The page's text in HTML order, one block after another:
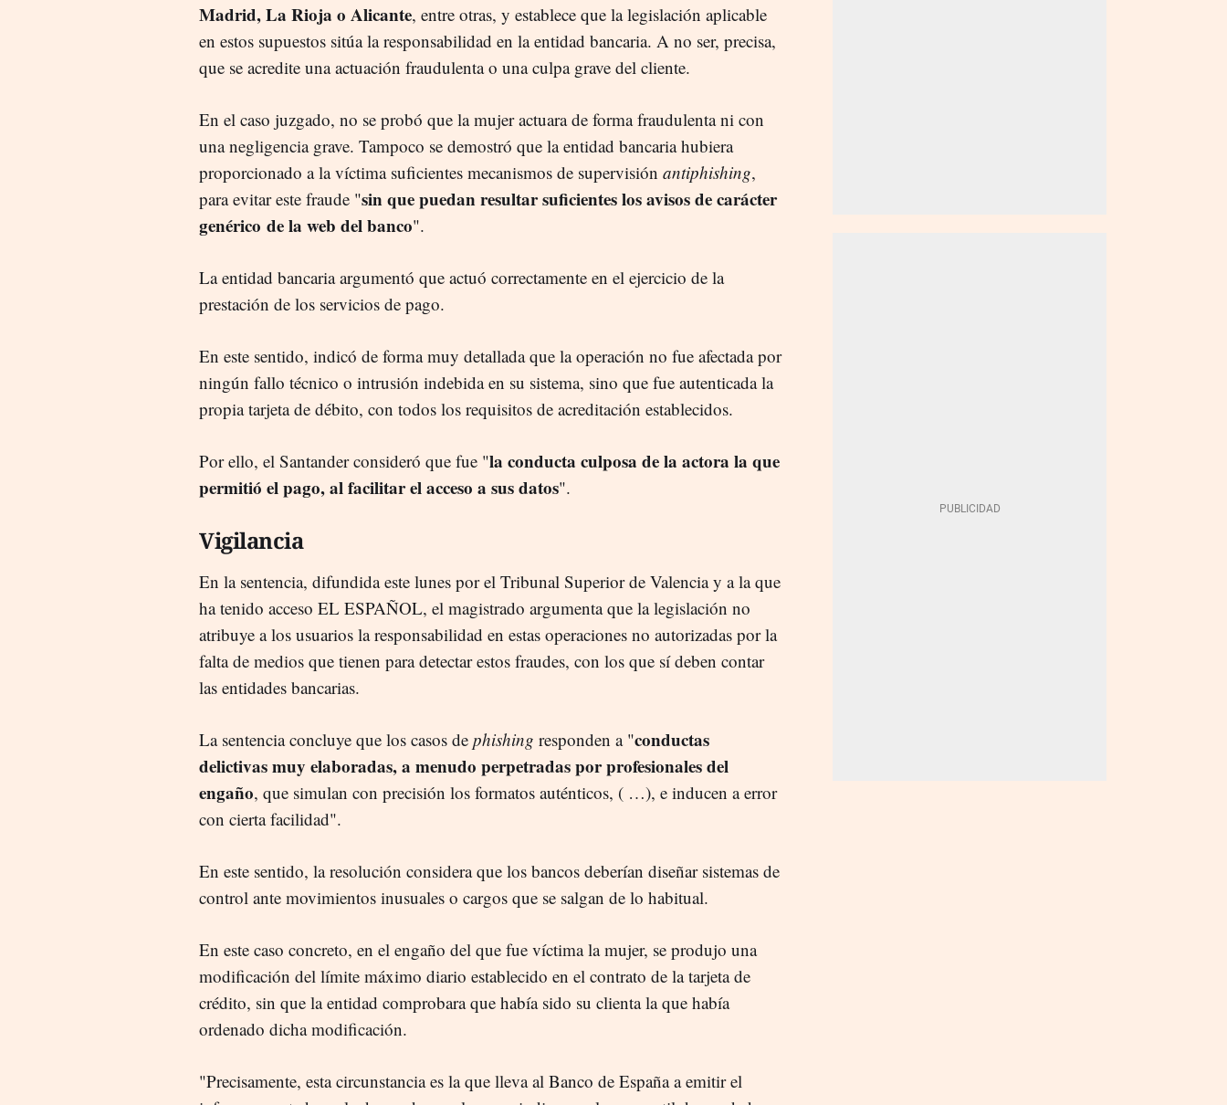
Madrid, La Rioja o Alicante, entre otras, y establece que la legislación aplicable
en estos supuestos sitúa la responsabilidad en la entidad bancaria. A no ser, precisa,
que se acredite una actuación fraudulenta o una culpa grave del cliente.
En el caso juzgado, no se probó que la mujer actuara de forma fraudulenta ni con
una negligencia grave. Tampoco se demostró que la entidad bancaria hubiera
proporcionado a la víctima suficientes mecanismos de supervisión antiphishing,
para evitar este fraude "sin que puedan resultar suficientes los avisos de carácter
genérico de la web del banco".
La entidad bancaria argumentó que actuó correctamente en el ejercicio de la
prestación de los servicios de pago.
En este sentido, indicó de forma muy detallada que la operación no fue afectada por
ningún fallo técnico o intrusión indebida en su sistema, sino que fue autenticada la
propia tarjeta de débito, con todos los requisitos de acreditación establecidos.
Por ello, el Santander consideró que fue "la conducta culposa de la actora la que
permitió el pago, al facilitar el acceso a sus datos".
Vigilancia
En la sentencia, difundida este lunes por el Tribunal Superior de Valencia y a la que
ha tenido acceso EL ESPAÑOL, el magistrado argumenta que la legislación no
atribuye a los usuarios la responsabilidad en estas operaciones no autorizadas por la
falta de medios que tienen para detectar estos fraudes, con los que sí deben contar
las entidades bancarias.
La sentencia concluye que los casos de phishing responden a "conductas
delictivas muy elaboradas, a menudo perpetradas por profesionales del
engaño, que simulan con precisión los formatos auténticos, ( …), e inducen a error
con cierta facilidad".
En este sentido, la resolución considera que los bancos deberían diseñar sistemas de
control ante movimientos inusuales o cargos que se salgan de lo habitual.
En este caso concreto, en el engaño del que fue víctima la mujer, se produjo una
modificación del límite máximo diario establecido en el contrato de la tarjeta de
crédito, sin que la entidad comprobara que había sido su clienta la que había
ordenado dicha modificación.
"Precisamente, esta circunstancia es la que lleva al Banco de España a emitir el